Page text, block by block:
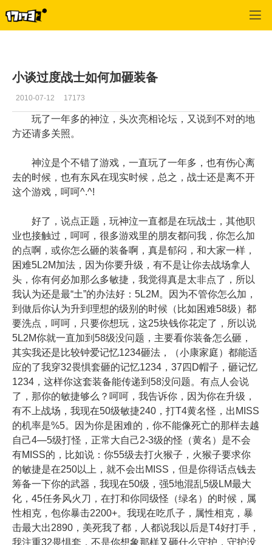
小谈过度战士如何加砸装备
2010-07-12 17173
玩了一年多的神泣，头次亮相论坛，又说到不对的地
方还请多关照。
神泣是个不错了游戏，一直玩了一年多，也有伤心离
去的时候，也有东风在现实时候，总之，战士还是离不开
这个游戏，呵呵^.^!
好了，说点正题，玩神泣一直都是在玩战士，其他职
业也接触过，呵呵，很多游戏里的朋友都问我，你怎么加
的点啊，或你怎么砸的装备啊，真是郁闷，和大家一样，
困难5L2M加法，因为你要升级，有不是让你去战场拿人
头，你有何必加那么多敏捷，我觉得真是太非点了，所以
我认为还是最“土”的办法好：5L2M。因为不管你怎么加，
到做后你认为升到理想的级别的时候（比如困难58级）都
要洗点，呵呵，只要你想玩，这25块钱你花定了，所以说
5L2M你就一直加到58级没问题，主要看你装备怎么砸，
其实我还是比较钟爱记忆1234砸法，（小康家庭）都能适
应的了我穿32畏惧套砸的记忆1234，37四D帽子，砸记忆
1234，这样你这套装备能传递到58没问题。有点人会说
了，那你的敏捷够么？呵呵，我告诉你，因为你在升级，
有不上战场，我现在50级敏捷240，打T4黄名怪，出MISS
的机率是%5。因为你是困难的，你不能像死亡的那样去越
自己4―5级打怪，正常大自己2-3级的怪（黄名）是不会
有MISS的，比如说：你55级去打火猴子，火猴子要求你
的敏捷是在250以上，就不会出MISS，但是你得话点钱去
筹备一下你的武器，我现在50级，强5地混乱5级LM最大
化，45任务风火刀，在打和你同级怪（绿名）的时候，属
性相克，包你暴击2200+。我现在吃爪子，属性相克，暴
击最大出2890，美死我了都，人都说我以后是T4好打手，
我注重32畏惧套，不是你想象那样又砸什么守护，守护没